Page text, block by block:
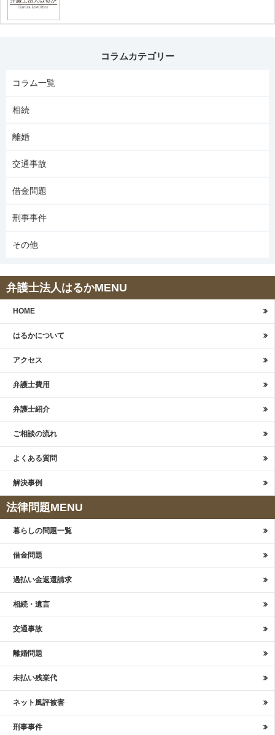
コラムカテゴリー
コラム一覧
相続
離婚
交通事故
借金問題
刑事事件
その他
弁護士法人はるかMENU
HOME
はるかについて
アクセス
弁護士費用
弁護士紹介
ご相談の流れ
よくある質問
解決事例
法律問題MENU
暮らしの問題一覧
借金問題
過払い金返還請求
相続・遺言
交通事故
離婚問題
未払い残業代
ネット風評被害
刑事事件